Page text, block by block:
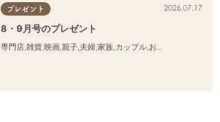
プレゼント 2026.07.17
8・9月号のプレゼント
専門店,雑貨,映画,親子,夫婦,家族,カップル,おひとりさま